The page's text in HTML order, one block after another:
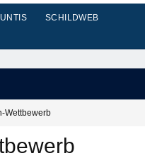
SCHILDWEB
Wettbewerb